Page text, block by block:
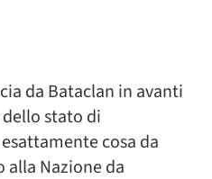
da Bataclan in avanti
stato di
cosa da
alla Nazione da